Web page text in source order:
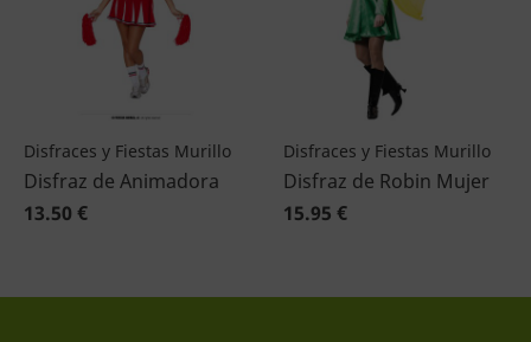
Disfraces y Fiestas Murillo
Disfraz de Animadora
13.50 €
Disfraces y Fiestas Murillo
Disfraz de Robin Mujer
15.95 €